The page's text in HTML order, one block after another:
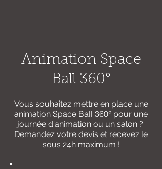
Animation Space
Ball 360°
Vous souhaitez mettre en place une
animation Space Ball 360° pour une
journée d'animation ou un salon ?
Demandez votre devis et recevez le
sous 24h maximum !